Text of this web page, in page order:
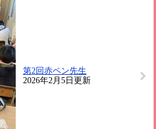
第2回赤ペン先生
2026年2月5日更新